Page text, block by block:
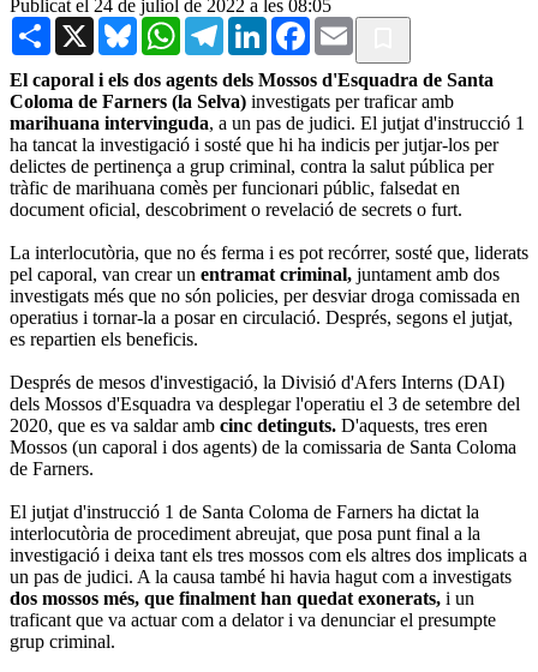
Publicat el 24 de juliol de 2022 a les 08:05
Share X BlueskyWhatsAppTelegramLinkedInFacebook
Email
El caporal i els dos agents dels Mossos d'Esquadra de Santa
Coloma de Farners (la Selva) investigats per traficar amb
marihuana intervinguda, a un pas de judici. El jutjat d'instrucció 1
ha tancat la investigació i sosté que hi ha indicis per jutjar-los per
delictes de pertinença a grup criminal, contra la salut pública per
tràfic de marihuana comès per funcionari públic, falsedat en
document oficial, descobriment o revelació de secrets o furt.
La interlocutòria, que no és ferma i es pot recórrer, sosté que, liderats
pel caporal, van crear un entramat criminal, juntament amb dos
investigats més que no són policies, per desviar droga comissada en
operatius i tornar-la a posar en circulació. Després, segons el jutjat,
es repartien els beneficis.
Després de mesos d'investigació, la Divisió d'Afers Interns (DAI)
dels Mossos d'Esquadra va desplegar l'operatiu el 3 de setembre del
2020, que es va saldar amb cinc detinguts. D'aquests, tres eren
Mossos (un caporal i dos agents) de la comissaria de Santa Coloma
de Farners.
El jutjat d'instrucció 1 de Santa Coloma de Farners ha dictat la
interlocutòria de procediment abreujat, que posa punt final a la
investigació i deixa tant els tres mossos com els altres dos implicats a
un pas de judici. A la causa també hi havia hagut com a investigats
dos mossos més, que finalment han quedat exonerats, i un
traficant que va actuar com a delator i va denunciar el presumpte
grup criminal.